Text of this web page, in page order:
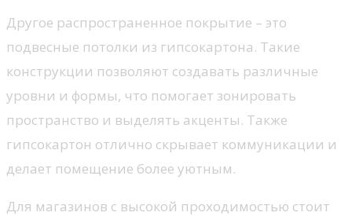
Другое распространенное покрытие – это
подвесные потолки из гипсокартона. Такие
конструкции позволяют создавать различные
уровни и формы, что помогает зонировать
пространство и выделять акценты. Также
гипсокартон отлично скрывает коммуникации и
делает помещение более уютным.
Для магазинов с высокой проходимостью стоит